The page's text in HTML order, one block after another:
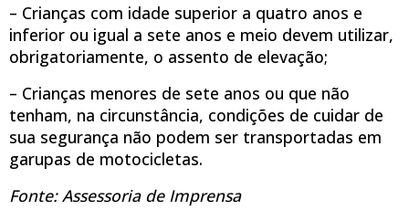
– Crianças com idade superior a quatro anos e
inferior ou igual a sete anos e meio devem utilizar,
obrigatoriamente, o assento de elevação;
– Crianças menores de sete anos ou que não
tenham, na circunstância, condições de cuidar de
sua segurança não podem ser transportadas em
garupas de motocicletas.
Fonte: Assessoria de Imprensa